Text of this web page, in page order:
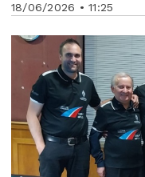
18/06/2026 • 11:25